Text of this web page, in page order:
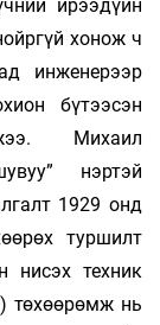
ирээдүйн
хонож ч
инженерээр
бүтээсэн
Михаил
нэртэй
1929 онд
туршилт
нисэх техник
төхөөрөмж нь